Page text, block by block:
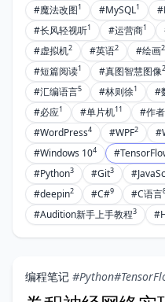
#魔法改图1 #MySQL1
#长风轻视听1 #运营商1
#虚拟机2 #英语2 #绘画2
#短篇阅读1 #真图智慧图像2
#汇编语言5 #林则徐1 #
#必应1 #单片机11 #作
#WordPress4 #WPF2
#Windows 104
#Python3 #Git3
#deepin2 #C#9 #C语言
#Audition新手上手教程3
编程笔记 #Python